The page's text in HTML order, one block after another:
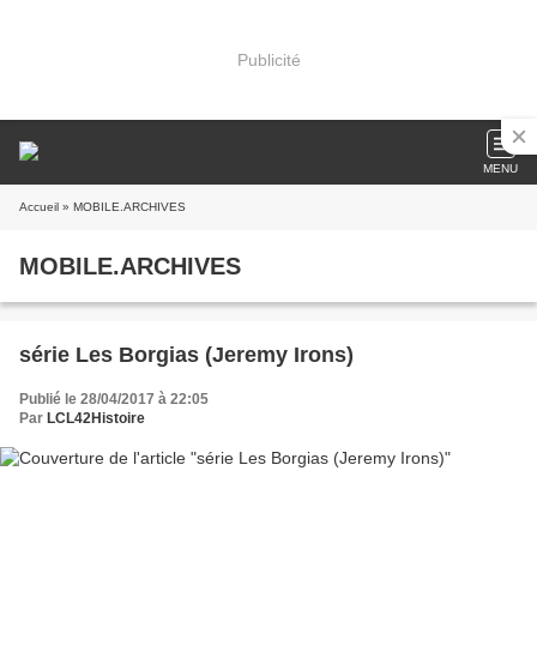
Publicité
MENU
Accueil » MOBILE.ARCHIVES
MOBILE.ARCHIVES
série Les Borgias (Jeremy Irons)
Publié le 28/04/2017 à 22:05
Par LCL42Histoire